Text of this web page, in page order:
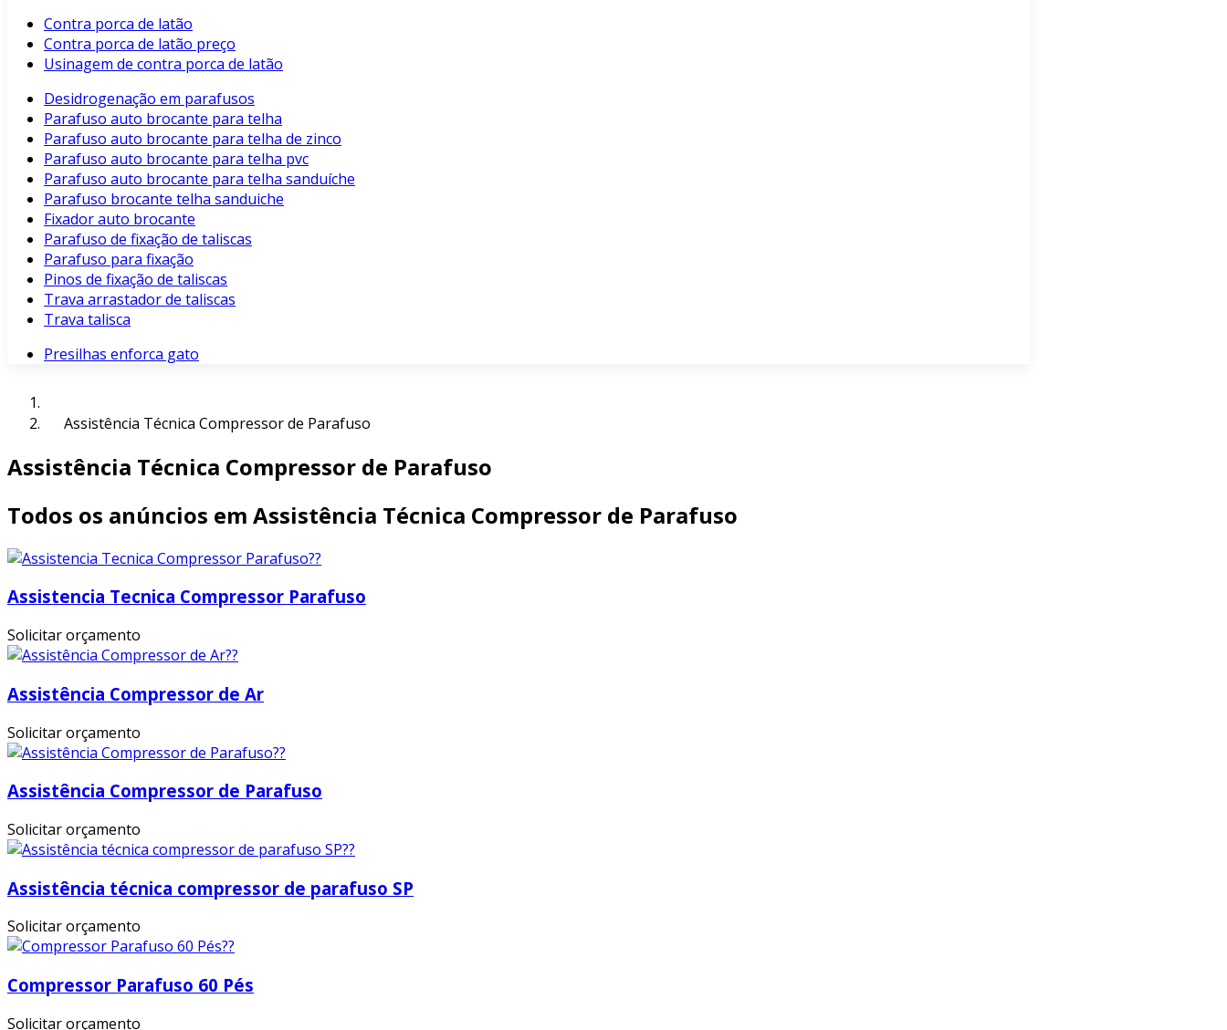
Contra porca de latão
Contra porca de latão preço
Usinagem de contra porca de latão
Desidrogenação em parafusos
Parafuso auto brocante para telha
Parafuso auto brocante para telha de zinco
Parafuso auto brocante para telha pvc
Parafuso auto brocante para telha sanduíche
Parafuso brocante telha sanduiche
Fixador auto brocante
Parafuso de fixação de taliscas
Parafuso para fixação
Pinos de fixação de taliscas
Trava arrastador de taliscas
Trava talisca
Presilhas enforca gato
Assistência Técnica Compressor de Parafuso
Assistência Técnica Compressor de Parafuso
Todos os anúncios em Assistência Técnica Compressor de Parafuso
Assistencia Tecnica Compressor Parafuso
Solicitar orçamento
Assistência Compressor de Ar
Solicitar orçamento
Assistência Compressor de Parafuso
Solicitar orçamento
Assistência técnica compressor de parafuso SP
Solicitar orçamento
Compressor Parafuso 60 Pés
Solicitar orçamento